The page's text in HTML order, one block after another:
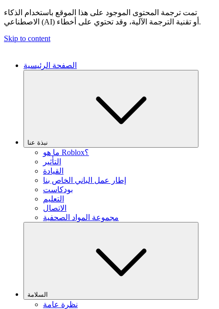
تمت ترجمة المحتوى الموجود على هذا الموقع باستخدام الذكاء
الاصطناعي (AI) أو تقنية الترجمة الآلية، وقد تحتوي على أخطاء.
Skip to content
الصفحة الرئيسية
نبذة عنا
ما هو Roblox؟
التأثير
القيادة
إطار عمل الباني الخاص بنا
بودكاست
التعليم
الاتصال
مجموعة المواد الصحفية
السلامة
نظرة عامة